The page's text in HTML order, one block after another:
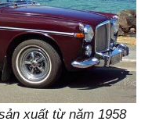
xuất từ năm 1958